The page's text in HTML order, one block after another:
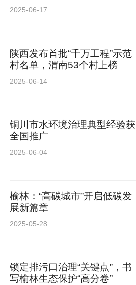
2025-06-17
陕西发布首批“千万工程”示范
村名单，渭南53个村上榜
2025-06-14
铜川市水环境治理典型经验获
全国推广
2025-06-04
榆林：“高碳城市”开启低碳发
展新篇章
2025-05-28
锁定排污口治理“关键点”，书
写榆林生态保护“高分卷”